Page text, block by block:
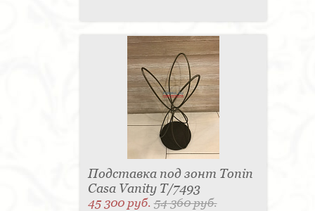
Подставка под зонт Tonin
Casa Vanity T/7493
45 300 руб.54 360 руб.